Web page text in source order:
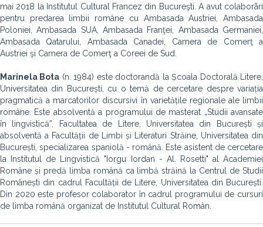
mai 2018 la Institutul Cultural Francez din Bucureşti. A avut colaborãri
pentru predarea limbii române cu Ambasada Austriei, Ambasada
Poloniei, Ambasada SUA, Ambasada Franţei, Ambasada Germaniei,
Ambasada Qatarului, Ambasada Canadei, Camera de Comerţ a
Austriei şi Camera de Comerţ a Coreei de Sud.
Marinela Bota (n. 1984) este doctorandă la Școala Doctorală Litere,
Universitatea din București, cu o temă de cercetare despre variația
pragmatică a marcatorilor discursivi în varietățile regionale ale limbii
române. Este absolventă a programului de masterat „Studii avansate
în lingvistică”, Facultatea de Litere, Universitatea din București și
absolventă a Facultății de Limbi și Literaturi Străine, Universitatea din
București, specializarea spaniolă - română. Este asistent de cercetare
la Institutul de Lingvistică "Iorgu Iordan - Al. Rosetti" al Academiei
Române și predă limba română ca limbă străină la Centrul de Studii
Românești din cadrul Facultății de Litere, Universitatea din București.
Din 2020 este profesor colaborator în cadrul programului de cursuri
de limba română organizat de Institutul Cultural Român.